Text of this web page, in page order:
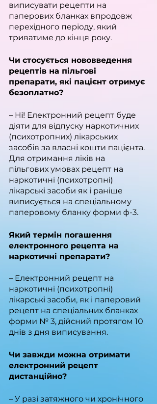
виписувати рецепти на
паперових бланках впродовж
перехідного періоду, який
триватиме до кінця року.
Чи стосується нововведення
рецептів на пільгові
препарати, які пацієнт отримує
безоплатно?
– Ні! Електронний рецепт буде
діяти для відпуску наркотичних
(психотропних) лікарських
засобів за власні кошти пацієнта.
Для отримання ліків на
пільгових умовах рецепт на
наркотичні (психотропні)
лікарські засоби як і раніше
виписується на спеціальному
паперовому бланку форми ф-3.
Який термін погашення
електронного рецепта на
наркотичні препарати?
– Електронний рецепт на
наркотичні (психотропні)
лікарські засоби, як і паперовий
рецепт на спеціальних бланках
форми № 3, дійсний протягом 10
днів з дня виписування.
Чи завжди можна отримати
електронний рецепт
дистанційно?
– У разі затяжного чи хронічного